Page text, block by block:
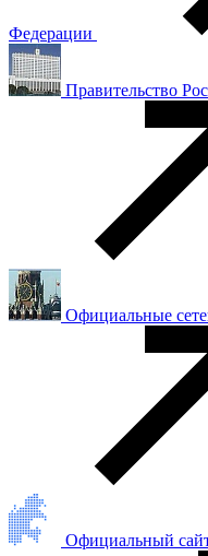
Федерации
Правительство
Официальные
Официальный